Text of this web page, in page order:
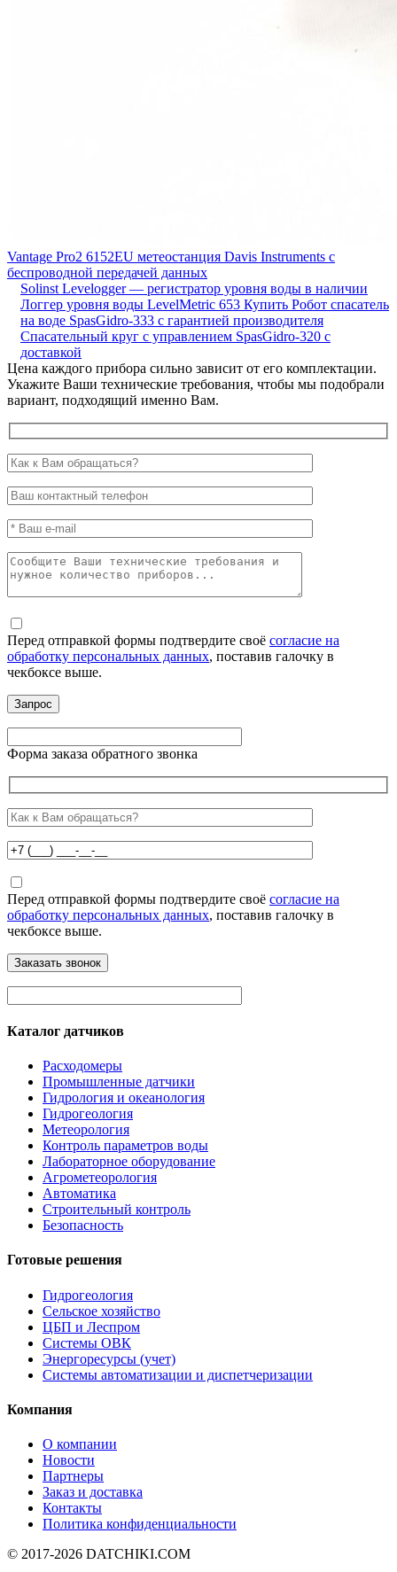
Vantage Pro2 6152EU метеостанция Davis Instruments с
беспроводной передачей данных
Solinst Levelogger — регистратор уровня воды в наличии
Логгер уровня воды LevelMetric 653 Купить Робот спасатель
на воде SpasGidro-333 с гарантией производителя
Cпасательный круг с управлением SpasGidro-320 с
доставкой
Цена каждого прибора сильно зависит от его комплектации.
Укажите Ваши технические требования, чтобы мы подобрали
вариант, подходящий именно Вам.
Перед отправкой формы подтвердите своё согласие на
обработку персональных данных, поставив галочку в
чекбоксе выше.
Форма заказа обратного звонка
Перед отправкой формы подтвердите своё согласие на
обработку персональных данных, поставив галочку в
чекбоксе выше.
Каталог датчиков
Расходомеры
Промышленные датчики
Гидрология и океанология
Гидрогеология
Метеорология
Контроль параметров воды
Лабораторное оборудование
Агрометеорология
Автоматика
Строительный контроль
Безопасность
Готовые решения
Гидрогеология
Сельское хозяйство
ЦБП и Леспром
Системы ОВК
Энергоресурсы (учет)
Системы автоматизации и диспетчеризации
Компания
О компании
Новости
Партнеры
Заказ и доставка
Контакты
Политика конфиденциальности
© 2017-2026 DATCHIKI.COM